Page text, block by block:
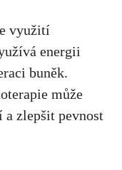
využití
energii
buněk.
může
zlepšit⁣ pevnost